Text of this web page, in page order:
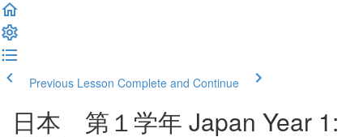
Previous Lesson Complete and Continue
日本 第１学年 Japan Year 1: